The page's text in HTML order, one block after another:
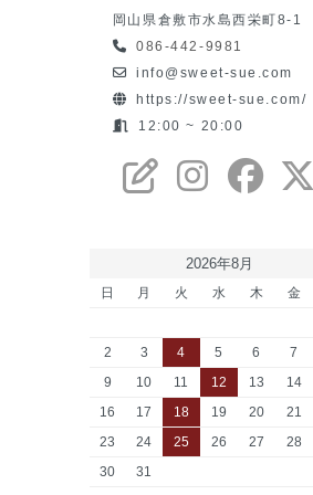
岡山県倉敷市水島西栄町8-1
086-442-9981
info@sweet-sue.com
https://sweet-sue.com/
12:00 ~ 20:00
2026年8月
日 月 火 水 木 金
2
3 4 5 6 7
9
10 11 12 13 14
16
17 18 19 20 21
23
24 25 26 27 28
30
31